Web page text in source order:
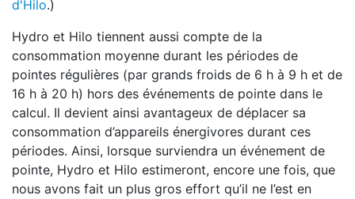
d'Hilo.)
Hydro et Hilo tiennent aussi compte de la
consommation moyenne durant les périodes de
pointes régulières (par grands froids de 6 h à 9 h et de
16 h à 20 h) hors des événements de pointe dans le
calcul. Il devient ainsi avantageux de déplacer sa
consommation d’appareils énergivores durant ces
périodes. Ainsi, lorsque surviendra un événement de
pointe, Hydro et Hilo estimeront, encore une fois, que
nous avons fait un plus gros effort qu’il ne l’est en